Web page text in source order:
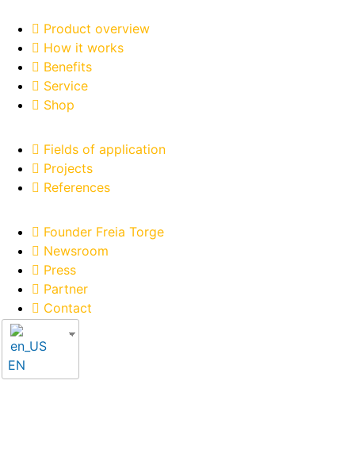
Product overview
How it works
Benefits
Service
Shop
Fields of application
Projects
References
Founder Freia Torge
Newsroom
Press
Partner
Contact
EN